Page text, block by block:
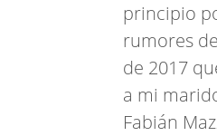
principio
rumores
de 2017
a mi
Fabián